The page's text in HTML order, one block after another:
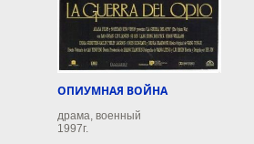
Исламской Республики Казем
Гарибабади, новый коридор
будет носить временный
характер и сможет
использоваться от двух до
5 августа 2026г.
ОПИУМНАЯ ВОЙНА
драма, военный
1997г.